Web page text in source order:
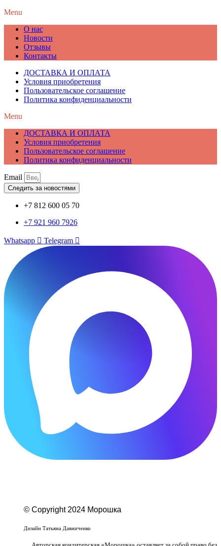
Menu
О нас
Новости
Отзывы
Контакты
ДОСТАВКА И ОПЛАТА
Условия приобретения
Пользовательское соглашение
Политика конфиденциальности
Menu
ДОСТАВКА И ОПЛАТА
Условия приобретения
Пользовательское соглашение
Политика конфиденциальности
Email
Следить за новостями
+7 812 600 05 70
+7 921 960 7926
Whatsapp Telegram
© Copyright 2024 Морошка
Дизайн Татьяна Давниченко